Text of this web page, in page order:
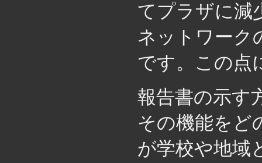
てプラザに減
ネットワーク
です。この点
報告書の示す
その機能をど
が学校や地域